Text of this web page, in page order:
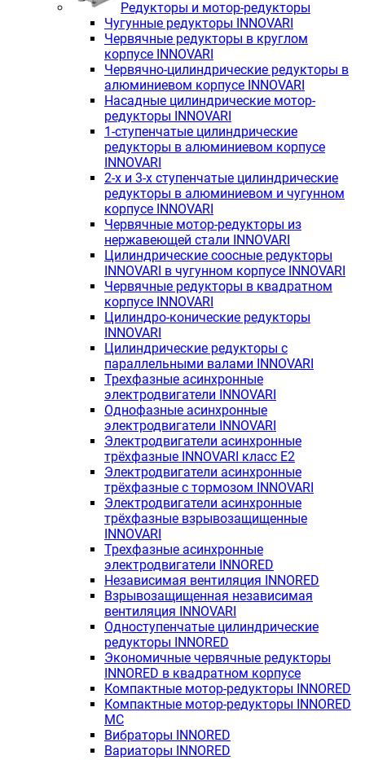
Редукторы и мотор-редукторы
Чугунные редукторы INNOVARI
Червячные редукторы в круглом
корпусе INNOVARI
Червячно-цилиндрические редукторы в
алюминиевом корпусе INNOVARI
Насадные цилиндрические мотор-
редукторы INNOVARI
1-ступенчатые цилиндрические
редукторы в алюминиевом корпусе
INNOVARI
2-х и 3-х ступенчатые цилиндрические
редукторы в алюминиевом и чугунном
корпусе INNOVARI
Червячные мотор-редукторы из
нержавеющей стали INNOVARI
Цилиндрические соосные редукторы
INNOVARI в чугунном корпусе INNOVARI
Червячные редукторы в квадратном
корпусе INNOVARI
Цилиндро-конические редукторы
INNOVARI
Цилиндрические редукторы с
параллельными валами INNOVARI
Трехфазные асинхронные
электродвигатели INNOVARI
Однофазные асинхронные
электродвигатели INNOVARI
Электродвигатели асинхронные
трёхфазные INNOVARI класс E2
Электродвигатели асинхронные
трёхфазные с тормозом INNOVARI
Электродвигатели асинхронные
трёхфазные взрывозащищенные
INNOVARI
Трехфазные асинхронные
электродвигатели INNORED
Независимая вентиляция INNORED
Взрывозащищенная независимая
вентиляция INNOVARI
Одноступенчатые цилиндрические
редукторы INNORED
Экономичные червячные редукторы
INNORED в квадратном корпусе
Компактные мотор-редукторы INNORED
Компактные мотор-редукторы INNORED
MC
Вибраторы INNORED
Вариаторы INNORED